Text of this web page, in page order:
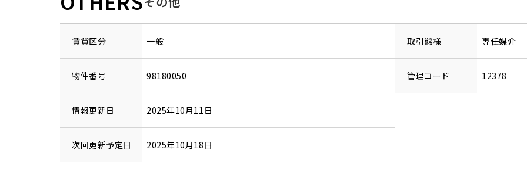
賃貸区分 一般 取引態様 専任媒介
物件番号 98180050 管理コード 12378
情報更新日 2025年10月11日
次回更新予定日 2025年10月18日